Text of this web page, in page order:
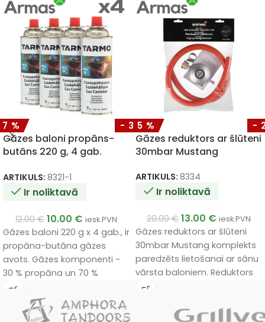
Gāzes baloni propāns-
butāns 220 g, 4 gab.
ARTIKULS: 8321-1
Ir noliktavā
12.00€ 10.00 € iesk.PVN
Gāzes baloni 220 g x 4 gab., ir
propāna-butāna gāzes
avots. Gāzes komponenti -
30 % propāna un 70 %
butāna - nodrošina efektīvu
sadegšanu pat pie zemām
temperatūrām līdz pat -10
-35%
Gāzes reduktors ar šlūteni
30mbar Mustang
ARTIKULS: 8334
Ir noliktavā
20.00€ 13.00 € iesk.PVN
Gāzes reduktors ar šlūteni
30mbar Mustang komplekts
paredzēts lietošanai ar sānu
vārsta baloniem. Reduktors
nodrošina darba spiedienu
-